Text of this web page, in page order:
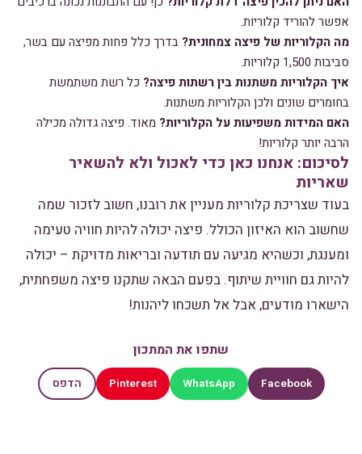
אפשר להוריד קלוריות.
מה הקלוריות של פיצה צמחונית? בדרך כלל פחות מפיצה עם בשר,
סביבות 1,500 קלוריות.
איך הקלוריות משתנות בין רשתות פיצה? כל רשת משתמשת
בחומרים שונים ולכן הקלוריות משתנות.
האם המידות משפיעות על הקלוריות? מאוד. פיצה גדולה מכילה
הרבה יותר קלוריות!
לסיכום: אנחנו כאן כדי לאכול ולא להשאיר
שאריות
בעוד שצריכת קלוריות מעניין את רובנו, חשוב לזכור שמה
שחשוב הוא האיזון הכולל. פיצה יכולה להיות חוויה טעימה
ומענגת, וכשהיא מגיעה עם תודעה ובריאות מדויקת – יכולה
להיות גם חוויית שיתוף. בפעם הבאה שתקנו פיצה משפחתית,
הישארו מודעים, אבל אל תשכחו ליהנות!
שתפו את המתכון
Facebook
WhatsApp
Pinterest הדפס